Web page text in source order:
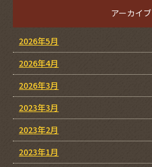
アーカイブ
2026年5月
2026年4月
2026年3月
2023年3月
2023年2月
2023年1月